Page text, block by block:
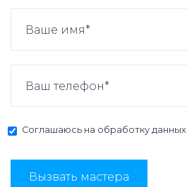
Соглашаюсь на обработку данных
Вызвать мастера